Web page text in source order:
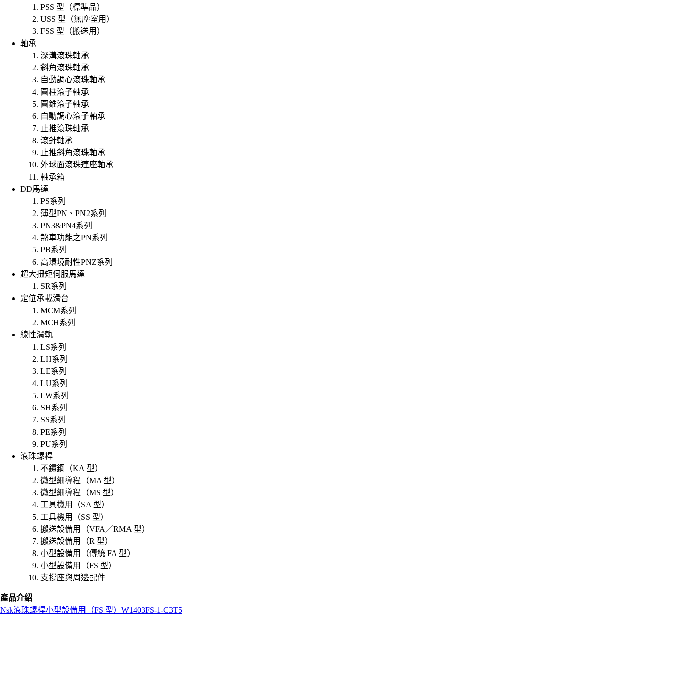
PSS 型（標準品）
USS 型（無塵室用）
FSS 型（搬送用）
軸承
深溝滾珠軸承
斜角滾珠軸承
自動調心滾珠軸承
圓柱滾子軸承
圓錐滾子軸承
自動調心滾子軸承
止推滾珠軸承
滾針軸承
止推斜角滾珠軸承
外球面滾珠連座軸承
軸承箱
DD馬達
PS系列
薄型PN、PN2系列
PN3&PN4系列
煞車功能之PN系列
PB系列
高環境耐性PNZ系列
超大扭矩伺服馬達
SR系列
定位承載滑台
MCM系列
MCH系列
線性滑軌
LS系列
LH系列
LE系列
LU系列
LW系列
SH系列
SS系列
PE系列
PU系列
滾珠螺桿
不鏽鋼（KA 型）
微型細導程（MA 型）
微型細導程（MS 型）
工具機用（SA 型）
工具機用（SS 型）
搬送設備用（VFA／RMA 型）
搬送設備用（R 型）
小型設備用（傳統 FA 型）
小型設備用（FS 型）
支撐座與周邊配件
產品介紹
Nsk滾珠螺桿小型設備用（FS 型） W1403FS-1-C3T5